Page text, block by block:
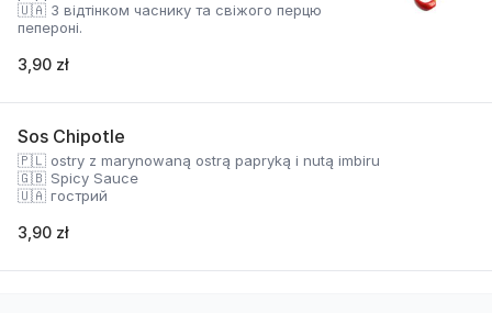
🇺🇦 З відтінком часнику та свіжого перцю
пепероні.
3,90 zł
Sos Chipotle
🇵🇱 ostry z marynowaną ostrą papryką i nutą imbiru
🇬🇧 Spicy Sauce
🇺🇦 гострий
3,90 zł